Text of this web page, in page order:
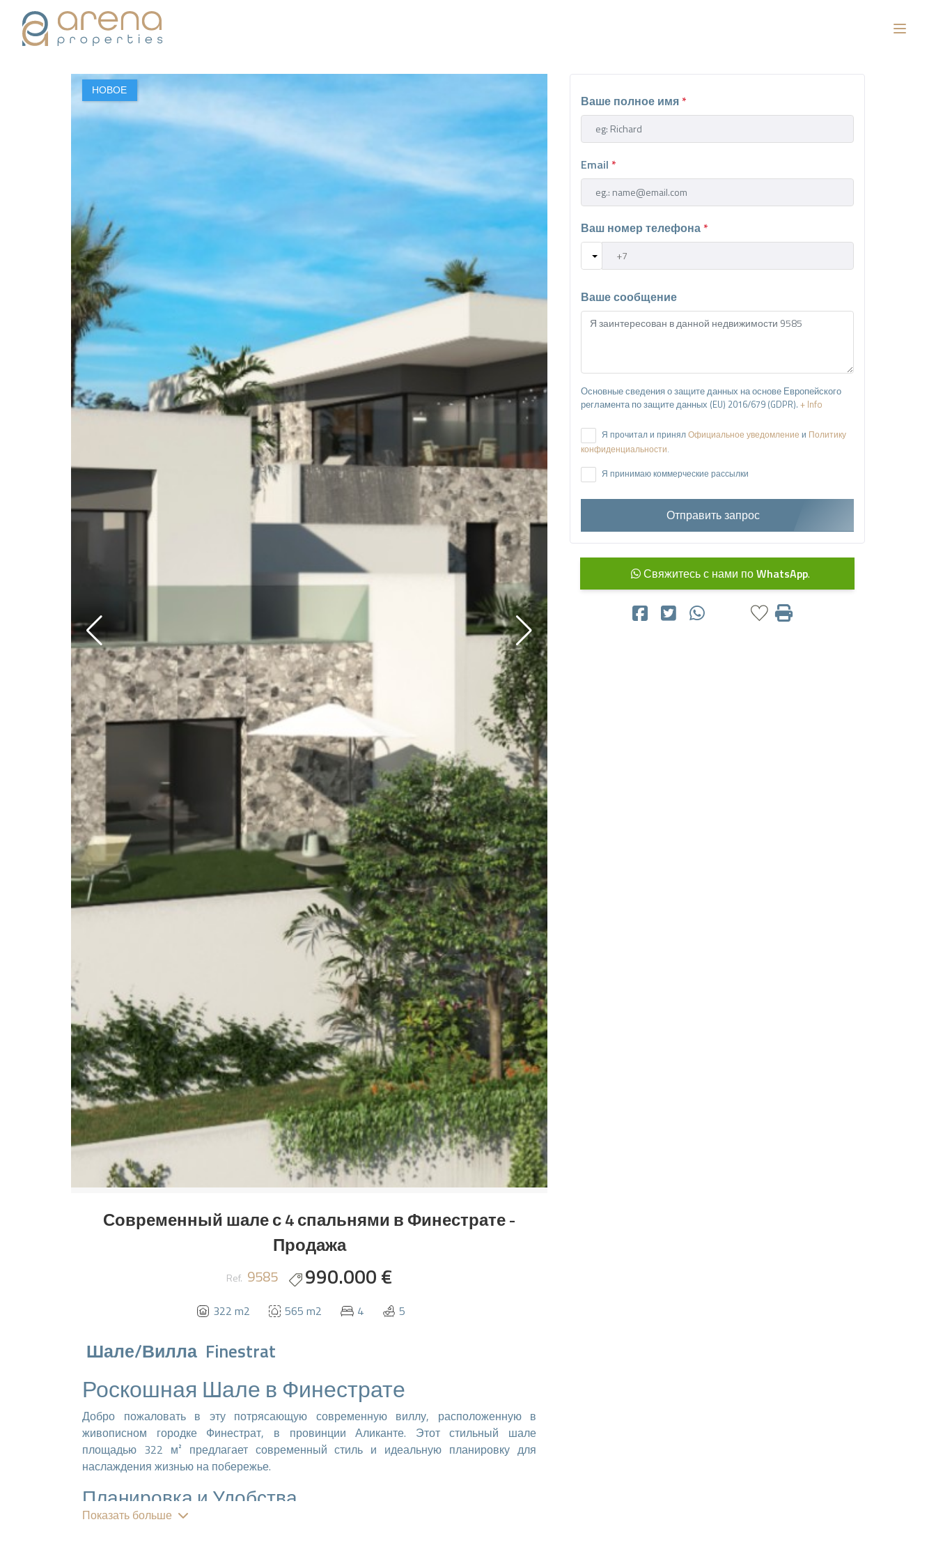
НОВОЕ
Современный шале с 4 спальнями в Финестрате -
Продажа
Ref. 9585 990.000 €
322 m2 565 m2 4 5
Шале/Вилла Finestrat
Роскошная Шале в Финестрате
Добро пожаловать в эту потрясающую современную виллу, расположенную в
живописном городке Финестрат, в провинции Аликанте. Этот стильный шале
площадью 322 м² предлагает современный стиль и идеальную планировку для
наслаждения жизнью на побережье.
Планировка и Удобства
Недвижимость включает 4 просторные спальни, каждая из которых разработана для
Показать больше
Ваше полное имя *
Email *
Ваш номер телефона *
Ваше сообщение
Основные сведения о защите данных на основе Европейского
регламента по защите данных (EU) 2016/679 (GDPR). + Info
Я прочитал и принялОфициальное уведомление и Политику
конфиденциальности.
Я принимаю коммерческие рассылки
Отправить запрос
Свяжитесь с нами поWhatsApp.